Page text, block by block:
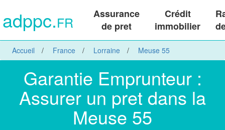
adppc.FR
Assurance
de pret
Crédit
immobilier
Accueil France Lorraine Meuse 55
Garantie Emprunteur :
Assurer un pret dans la
Meuse 55